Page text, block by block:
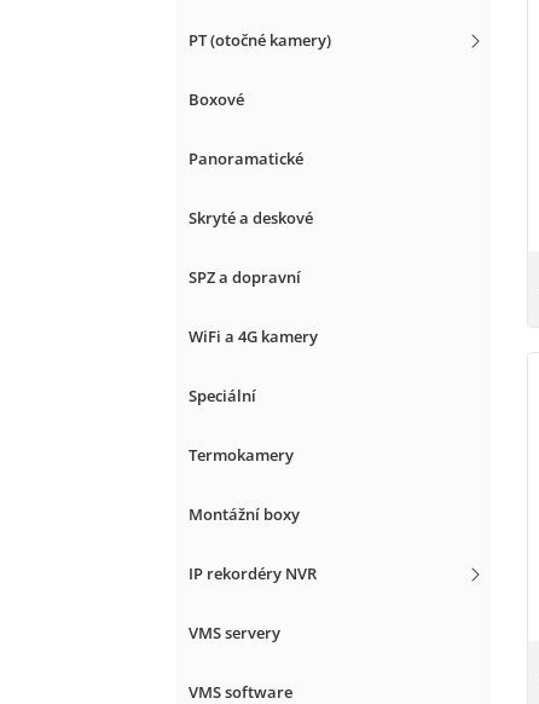
PT (otočné kamery)
Boxové
Panoramatické
Skryté a deskové
SPZ a dopravní
WiFi a 4G kamery
Speciální
Termokamery
Montážní boxy
IP rekordéry NVR
VMS servery
VMS software